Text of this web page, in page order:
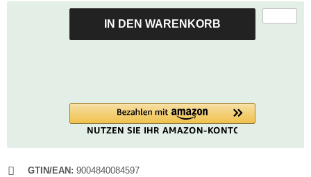
IN DEN WARENKORB
GTIN/EAN: 9004840084597